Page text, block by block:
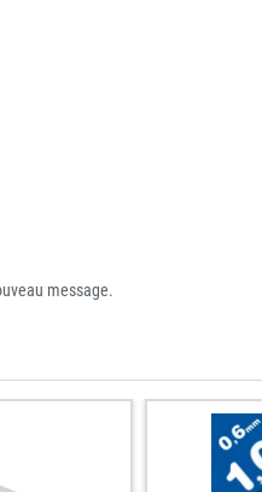
message.